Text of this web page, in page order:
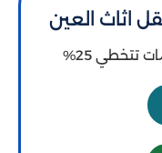
اثاث العين
تتخطي 25%